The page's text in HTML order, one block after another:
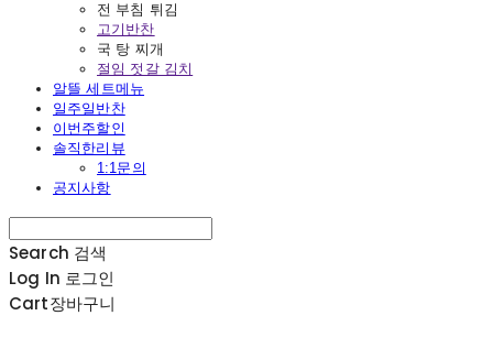
전 부침 튀김
고기반찬
국 탕 찌개
절임 젓갈 김치
알뜰 세트메뉴
일주일반찬
이번주할인
솔직한리뷰
1:1문의
공지사항
Search 검색
Log In 로그인
Cart장바구니